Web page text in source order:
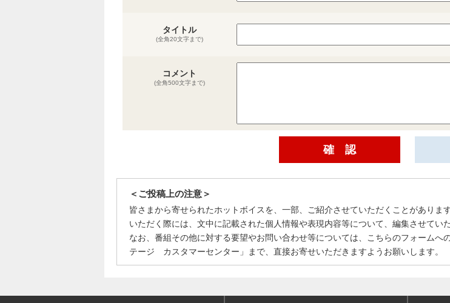
タイトル
(全角20文字まで)
コメント
(全角500文字まで)
＜ご投稿上の注意＞
皆さまから寄せられたホットボイスを、一部、ご紹介させていただくことがあり
いただく際には、文中に記載された個人情報や表現内容等について、編集させてい
なお、番組その他に対する要望やお問い合わせ等については、こちらのフォーム
テージ カスタマーセンター」まで、直接お寄せいただきますようお願いします。